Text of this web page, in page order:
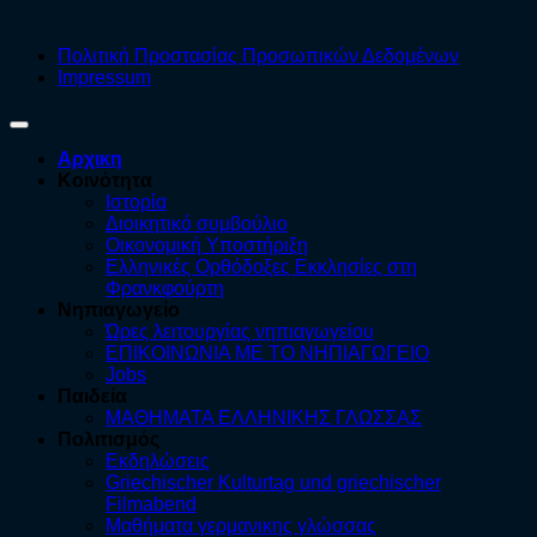
Πολιτική Προστασίας Προσωπικών Δεδομένων
Impressum
Αρχικη
Κοινότητα
Ιστορία
Διοικητικό συμβούλιο
Οικονομική Υποστήριξη
Ελληνικές Ορθόδοξες Εκκλησίες στη
Φρανκφούρτη
Νηπιαγωγείο
Ώρες λειτουργίας νηπιαγωγείου
ΕΠΙΚΟΙΝΩΝΙΑ ΜΕ ΤΟ ΝΗΠΙΑΓΩΓΕΙΟ
Jobs
Παιδεία
ΜΑΘΗΜΑΤΑ ΕΛΛΗΝΙΚΗΣ ΓΛΩΣΣΑΣ
Πολιτισμός
Εκδηλώσεις
Griechischer Kulturtag und griechischer
Filmabend
Μαθήματα γερμανικης γλώσσας